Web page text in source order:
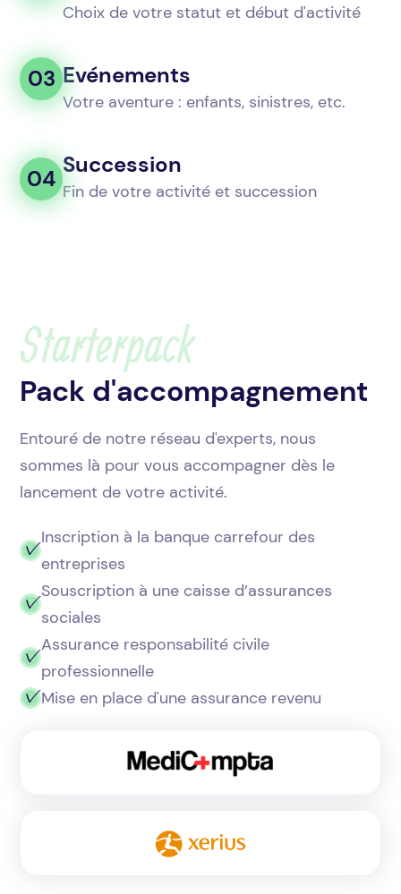
03
04
Choix de votre statut et début d'activité
Evénements
Votre aventure : enfants, sinistres, etc.
Succession
Fin de votre activité et succession
Starterpack
Pack d'accompagnement
Entouré de notre réseau d'experts, nous
sommes là pour vous accompagner dès le
lancement de votre activité.
Inscription à la banque carrefour des
entreprises
Souscription à une caisse d’assurances
sociales
Assurance responsabilité civile
professionnelle
Mise en place d'une assurance revenu